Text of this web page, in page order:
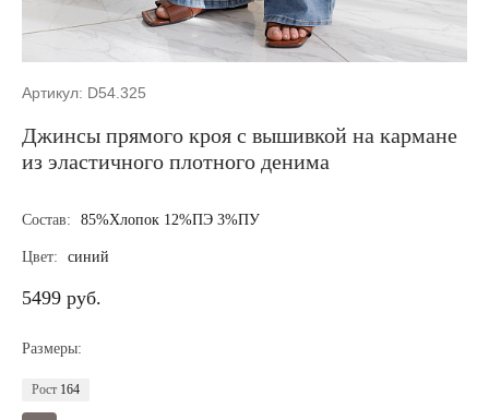
Артикул: D54.325
Джинсы прямого кроя с вышивкой на кармане
из эластичного плотного денима
Состав: 85%Хлопок 12%ПЭ 3%ПУ
Цвет: синий
5499 руб.
Размеры:
Рост 164